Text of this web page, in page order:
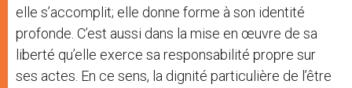
elle s’accomplit; elle donne forme à son identité
profonde. C’est aussi dans la mise en œuvre de sa
liberté qu’elle exerce sa responsabilité propre sur
ses actes. En ce sens, la dignité particulière de l’être